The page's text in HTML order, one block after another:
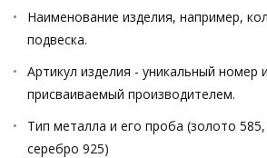
Наименование изделия, например,
подвеска.
Артикул изделия - уникальный номер
присваиваемый производителем.
Тип металла и его проба (золото
серебро 925)